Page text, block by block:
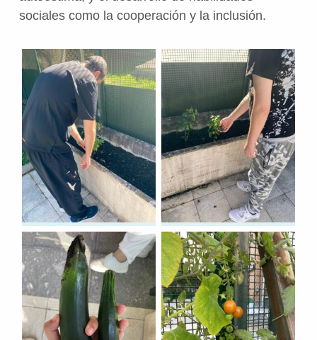
sociales como la cooperación y la inclusión.